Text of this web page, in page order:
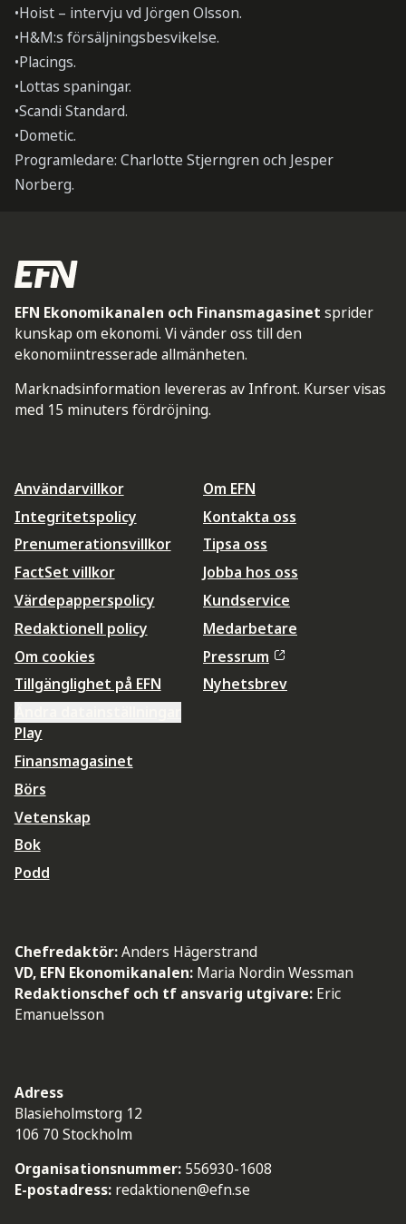
•Hoist – intervju vd Jörgen Olsson.
•H&M:s försäljningsbesvikelse.
•Placings.
•Lottas spaningar.
•Scandi Standard.
•Dometic.
Programledare: Charlotte Stjerngren och Jesper
Norberg.
EFN Ekonomikanalen och Finansmagasinet sprider
kunskap om ekonomi. Vi vänder oss till den
ekonomiintresserade allmänheten.
Marknadsinformation levereras av Infront. Kurser visas
med 15 minuters fördröjning.
Användarvillkor
Integritetspolicy
Prenumerationsvillkor
FactSet villkor
Värdepapperspolicy
Redaktionell policy
Om cookies
Tillgänglighet på EFN
Om EFN
Kontakta oss
Tipsa oss
Jobba hos oss
Kundservice
Medarbetare
Pressrum
Nyhetsbrev
Play
Finansmagasinet
Börs
Vetenskap
Bok
Podd
Chefredaktör:Anders Hägerstrand
VD, EFN Ekonomikanalen: Maria Nordin Wessman
Redaktionschef och tf ansvarig utgivare: Eric
Emanuelsson
Adress
Blasieholmstorg 12
106 70 Stockholm
Organisationsnummer: 556930-1608
E-postadress: redaktionen@efn.se